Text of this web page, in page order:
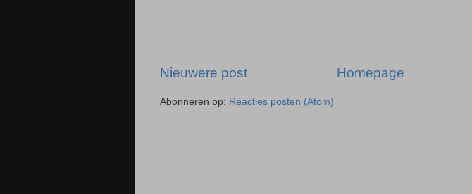
Nieuwere post Homepage
Abonneren op: Reacties posten (Atom)